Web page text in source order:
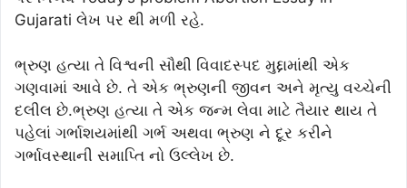
Gujarati લેખ પર થી મળી રહે.
ભ્રુણ હત્યા તે વિશ્વની સૌથી વિવાદસ્પદ મુદ્દામાંથી એક
ગણવામાં આવે છે. તે એક ભ્રુણની જીવન અને મૃત્યુ વચ્ચેની
દલીલ છે.ભ્રુણ હત્યા તે એક જન્મ લેવા માટે તૈયાર થાય તે
પહેલાં ગર્ભાશયમાંથી ગર્ભ અથવા ભ્રુણ ને દૂર કરીને
ગર્ભાવસ્થાની સમાપ્તિ નો ઉલ્લેખ છે.